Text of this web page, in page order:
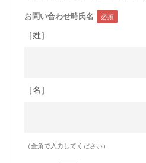
店舗リスト
ヘルプ
大量購入・法人向けの購入の方は
お問い合わせ時氏名
［姓］
［名］
（全角で入力してください）